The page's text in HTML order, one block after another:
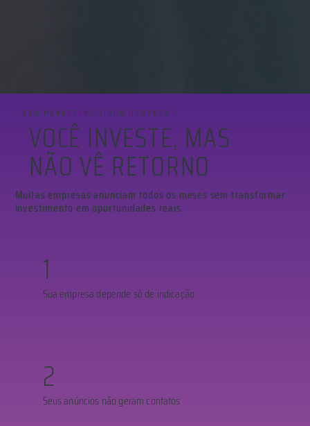
- SEU MARKETING VIROU DESPESA -
VOCÊ INVESTE, MAS
NÃO VÊ RETORNO
Muitas empresas anunciam todos os meses sem transformar
investimento em oportunidades reais.
1
Sua empresa depende só de indicação
2
Seus anúncios não geram contatos